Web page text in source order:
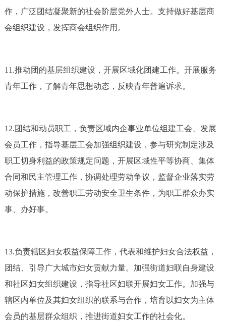
作，广泛团结凝聚新的社会阶层党外人士。支持做好基层商
会组织建设，发挥商会组织作用。
11.推动团的基层组织建设，开展区域化团建工作。开展服务
青年工作，了解青年思想动态，反映青年普遍诉求。
12.团结和动员职工，负责区域内企事业单位组建工会、发展
会员工作，指导基层工会加强组织建设，参与研究制定涉及
职工切身利益的政策规定问题，开展区域性平等协商、集体
合同和民主管理工作，协调处理劳动争议，监督企业落实劳
动保护措施，改善职工劳动安全卫生条件，为职工群众办实
事、办好事。
13.负责辖区妇女权益保障工作，代表和维护妇女合法权益，
团结、引导广大城市妇女贡献力量。加强街道妇联自身建设
和社区妇女组织建设，指导社区妇联开展妇女工作。加强与
辖区内单位及其妇女组织的联系与合作，培育以妇女为主体
会员的基层群众组织，推进街道妇女工作的社会化。